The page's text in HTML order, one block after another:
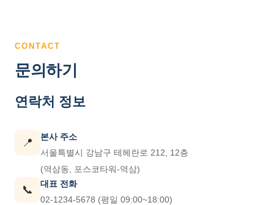
CONTACT
문의하기
연락처 정보
📍
본사 주소
서울특별시 강남구 테헤란로 212, 12층
(역삼동, 포스코타워-역삼)
📞
대표 전화
02-1234-5678 (평일 09:00~18:00)